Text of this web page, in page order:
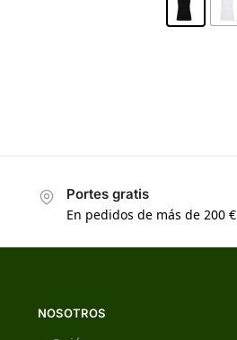
Portes gratis
En pedidos de más de 200 €
NOSOTROS